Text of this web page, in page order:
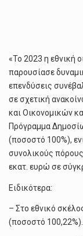
«Το 2023 η εθνική
παρουσίασε
επενδύσεις
σε σχετική
και Οικονομικών
Πρόγραμμα
(ποσοστό 100%),
συνολικούς
εκατ. ευρώ σε
Ειδικότερα:
– Στο εθνικό
(ποσοστό 100,22%).